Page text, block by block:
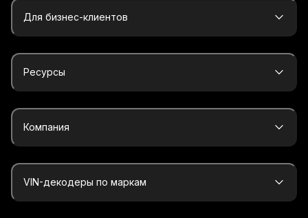
Для бизнес-клиентов
Ресурсы
Компания
VIN-декодеры по маркам